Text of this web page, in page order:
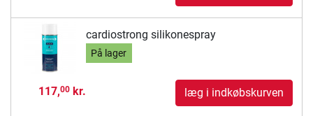
cardiostrong silikonespray
På lager
117,00kr. læg i indkøbskurven